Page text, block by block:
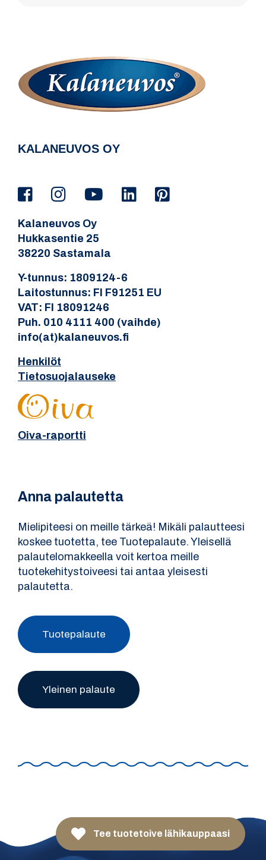
Tee tuotetoive lähikauppaasi
KALANEUVOS OY
Kalaneuvos Oy
Hukkasentie 25
38220 Sastamala
Y-tunnus: 1809124-6
Laitostunnus: FI F91251 EU
VAT: FI 18091246
Puh. 010 4111 400 (vaihde)
info(at)kalaneuvos.fi
Henkilöt
Tietosuojalauseke
Oiva-raportti
Anna palautetta
Mielipiteesi on meille tärkeä! Mikäli palautteesi
koskee tuotetta, tee Tuotepalaute. Yleisellä
palautelomakkeella voit kertoa meille
tuotekehitystoiveesi tai antaa yleisesti
palautetta.
Tuotepalaute
Yleinen palaute